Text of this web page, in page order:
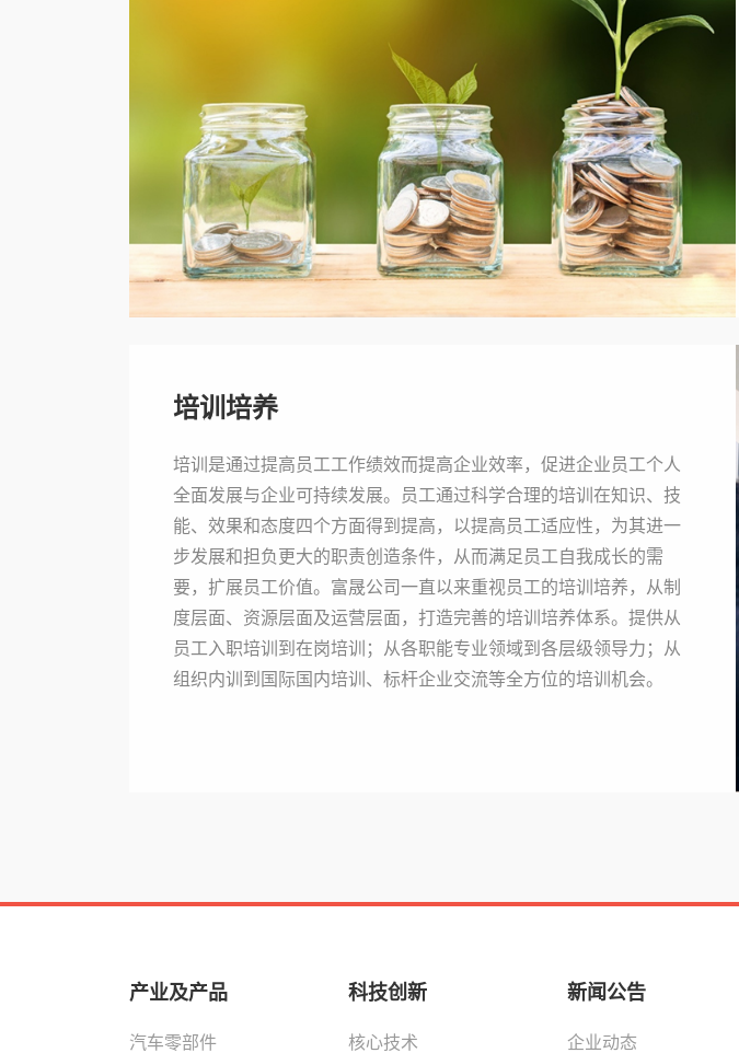
培训培养
培训是通过提高员工工作绩效而提高企业效率，促进企业员工个人
全面发展与企业可持续发展。员工通过科学合理的培训在知识、技
能、效果和态度四个方面得到提高，以提高员工适应性，为其进一
步发展和担负更大的职责创造条件，从而满足员工自我成长的需
要，扩展员工价值。富晟公司一直以来重视员工的培训培养，从制
度层面、资源层面及运营层面，打造完善的培训培养体系。提供从
员工入职培训到在岗培训；从各职能专业领域到各层级领导力；从
组织内训到国际国内培训、标杆企业交流等全方位的培训机会。
产业及产品
汽车零部件
科技创新
核心技术
新闻公告
企业动态